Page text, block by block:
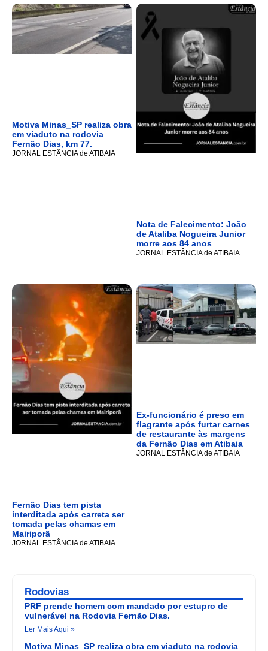
Motiva Minas_SP realiza obra
em viaduto na rodovia
Fernão Dias, km 77.
JORNAL ESTÂNCIA de ATIBAIA
Nota de Falecimento: João
de Ataliba Nogueira Junior
morre aos 84 anos
JORNAL ESTÂNCIA de ATIBAIA
Fernão Dias tem pista
interditada após carreta ser
tomada pelas chamas em
Mairiporã
JORNAL ESTÂNCIA de ATIBAIA
Ex-funcionário é preso em
flagrante após furtar carnes
de restaurante às margens
da Fernão Dias em Atibaia
JORNAL ESTÂNCIA de ATIBAIA
Rodovias
PRF prende homem com mandado por estupro de
vulnerável na Rodovia Fernão Dias.
Ler Mais Aqui »
Motiva Minas_SP realiza obra em viaduto na rodovia